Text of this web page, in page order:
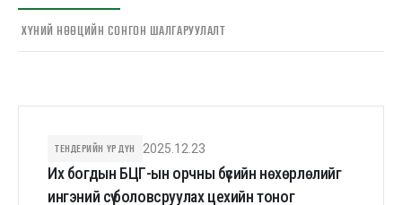
ХҮНИЙ НӨӨЦИЙН СОНГОН ШАЛГАРУУЛАЛТ
ТЕНДЕРИЙН ҮР ДҮН 2025.12.23
Их богдын БЦГ-ын орчны бүсийн нөхөрлөлийг
ингэний сүү боловсруулах цехийн тоног